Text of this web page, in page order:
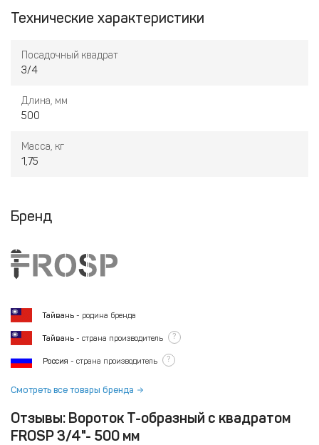
Технические характеристики
Посадочный квадрат
3/4
Длина, мм
500
Масса, кг
1,75
Бренд
Тайвань - родина бренда
Тайвань - страна производитель ?
Россия - страна производитель ?
Смотреть все товары бренда
Отзывы: Вороток Т-образный с квадратом
FROSP 3/4"- 500 мм